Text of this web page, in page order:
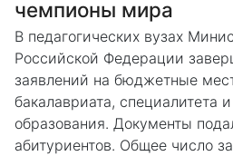
чемпионы мира
В педагогических вузах
Российской Федерации
заявлений на бюджетные
бакалавриата, специалитета
образования. Документы
абитуриентов. Общее число